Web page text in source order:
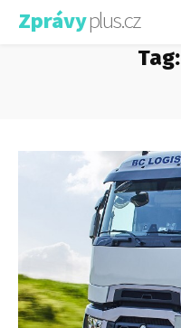
Zprávyplus.cz
Tag: